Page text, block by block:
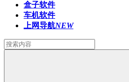
盒子软件
车机软件
上网导航NEW